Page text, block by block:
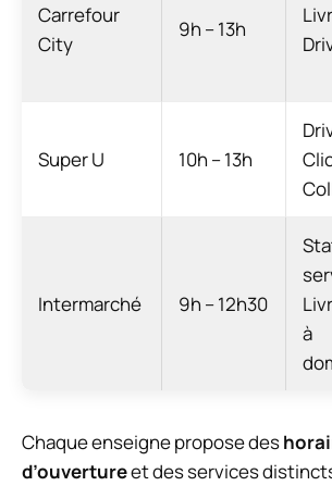
Carrefour
City
9h – 13h
Super U 10h – 13h
Intermarché 9h – 12h30
à
Chaque enseigne propose des
d’ouvertureet desservices